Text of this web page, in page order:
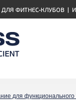
ФИТНЕС-КЛУБОВ
для функционального